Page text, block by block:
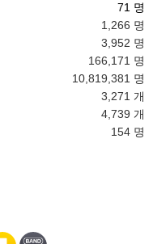
71 명
1,266 명
3,952 명
166,171 명
10,819,381 명
3,271 개
4,739 개
154 명